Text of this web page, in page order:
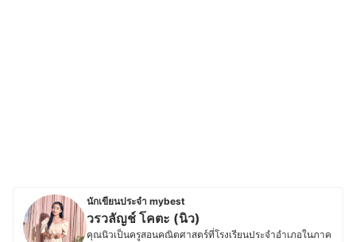
นักเขียนประจำ mybest
วรวลัญช์ โคตะ (นิว)
คุณนิวเป็นครูสอนคณิตศาสตร์ที่โรงเรียนประจำอำเภอในภาค